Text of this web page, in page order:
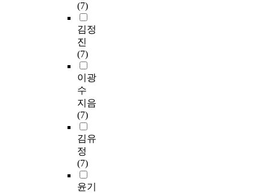
(7)
김정
진
(7)
이광
수
지음
(7)
김유
정
(7)
윤기